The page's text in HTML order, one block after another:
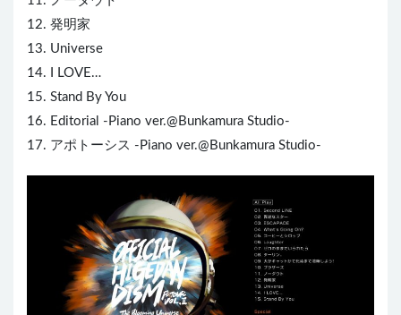
12. 発明家
13. Universe
14. I LOVE…
15. Stand By You
16. Editorial -Piano ver.@Bunkamura Studio-
17. アポトーシス -Piano ver.@Bunkamura Studio-